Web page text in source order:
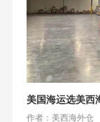
美国海运选美西
作者：美西海外仓